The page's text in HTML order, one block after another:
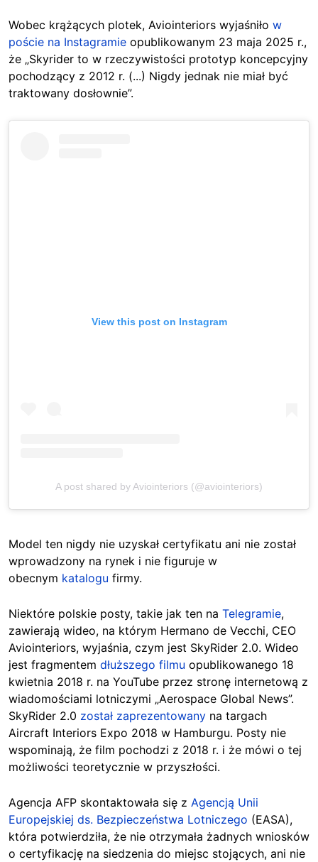
Wobec krążących plotek, Aviointeriors wyjaśniło w
poście na Instagramie opublikowanym 23 maja 2025 r.,
że „Skyrider to w rzeczywistości prototyp koncepcyjny
pochodzący z 2012 r. (...) Nigdy jednak nie miał być
traktowany dosłownie”.
View this post on Instagram
A post shared by Aviointeriors (@aviointeriors)
Model ten nigdy nie uzyskał certyfikatu ani nie został
wprowadzony na rynek i nie figuruje w
obecnym katalogu firmy.
Niektóre polskie posty, takie jak ten na Telegramie,
zawierają wideo, na którym Hermano de Vecchi, CEO
Aviointeriors, wyjaśnia, czym jest SkyRider 2.0. Wideo
jest fragmentem dłuższego filmu opublikowanego 18
kwietnia 2018 r. na YouTube przez stronę internetową z
wiadomościami lotniczymi „Aerospace Global News”.
SkyRider 2.0 został zaprezentowany na targach
Aircraft Interiors Expo 2018 w Hamburgu. Posty nie
wspominają, że film pochodzi z 2018 r. i że mówi o tej
możliwości teoretycznie w przyszłości.
Agencja AFP skontaktowała się z Agencją Unii
Europejskiej ds. Bezpieczeństwa Lotniczego (EASA),
która potwierdziła, że nie otrzymała żadnych wniosków
o certyfikację na siedzenia do miejsc stojących, ani nie